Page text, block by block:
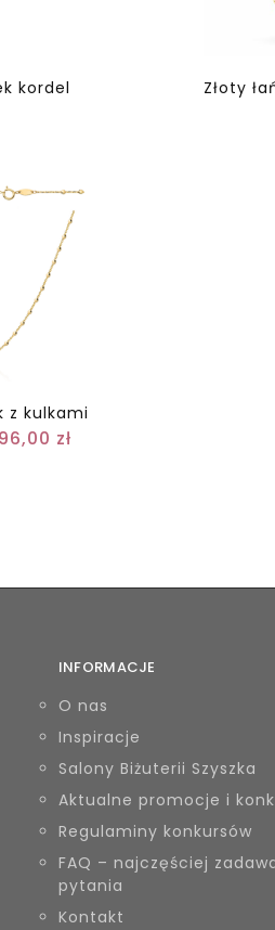
kordel Złoty
z kulkami
zł
INFORMACJE
O nas
Inspiracje
Salony Biżuterii Szyszka
Aktualne promocje i
Regulaminy konkursów
FAQ – najczęściej
pytania
Kontakt